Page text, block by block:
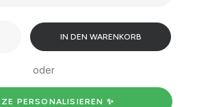
IN DEN WARENKORB
oder
PERSONALISIEREN ✨